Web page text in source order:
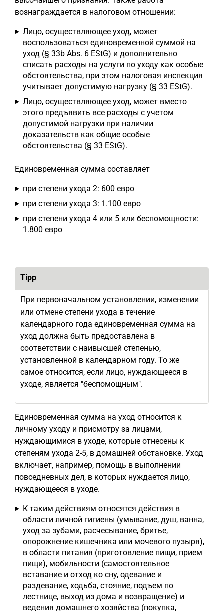
вознаграждается в налоговом отношении:
Лицо, осуществляющее уход, может
воспользоваться единовременной суммой на
уход (§ 33b Abs. 6 EStG) и дополнительно
списать расходы на услуги по уходу как особые
обстоятельства, при этом налоговая инспекция
учитывает допустимую нагрузку (§ 33 EStG).
Лицо, осуществляющее уход, может вместо
этого предъявить все расходы с учетом
допустимой нагрузки при наличии
доказательств как общие особые
обстоятельства (§ 33 EStG).
Единовременная сумма составляет
при степени ухода 2: 600 евро
при степени ухода 3: 1.100 евро
при степени ухода 4 или 5 или беспомощности:
1.800 евро
Tipp
При первоначальном установлении, изменении
или отмене степени ухода в течение
календарного года единовременная сумма на
уход должна быть предоставлена в
соответствии с наивысшей степенью,
установленной в календарном году. То же
самое относится, если лицо, нуждающееся в
уходе, является "беспомощным".
Единовременная сумма на уход относится к
личному уходу и присмотру за лицами,
нуждающимися в уходе, которые отнесены к
степеням ухода 2-5, в домашней обстановке. Уход
включает, например, помощь в выполнении
повседневных дел, в которых нуждается лицо,
нуждающееся в уходе.
К таким действиям относятся действия в
области личной гигиены (умывание, душ, ванна,
уход за зубами, расчесывание, бритье,
опорожнение кишечника или мочевого пузыря),
в области питания (приготовление пищи, прием
пищи), мобильности (самостоятельное
вставание и отход ко сну, одевание и
раздевание, ходьба, стояние, подъем по
лестнице, выход из дома и возвращение) и
ведения домашнего хозяйства (покупка,